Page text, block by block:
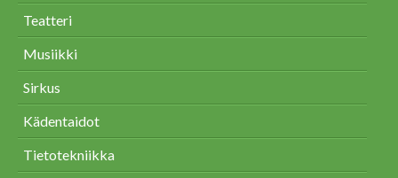
Teatteri
Musiikki
Sirkus
Kädentaidot
Tietotekniikka